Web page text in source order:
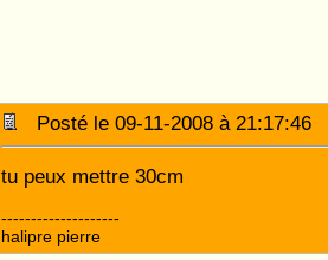
Posté le 09-11-2008 à 21:17:46
tu peux mettre 30cm
--------------------
halipre pierre